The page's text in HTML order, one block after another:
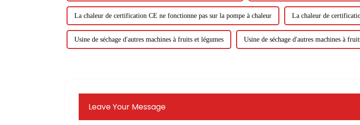
La chaleur de certification CE ne fonctionne pas sur la pompe à chaleur La chaleur de
Usine de séchage d'autres machines à fruits et légumes Usine de séchage d'autres machines à
Leave Your Message